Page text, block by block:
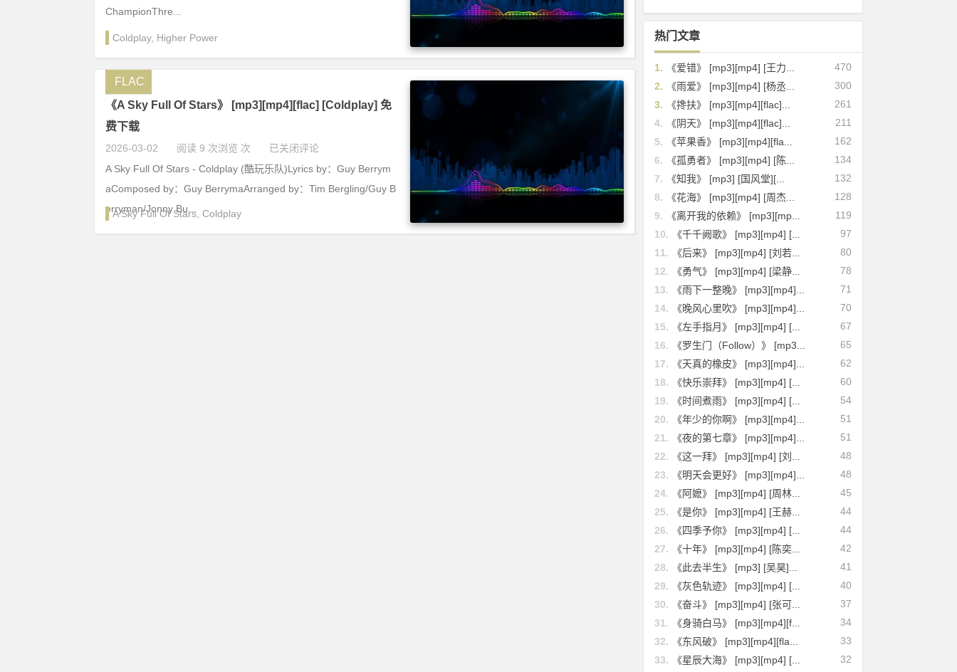
ChampionThre...
Coldplay, Higher Power
《A Sky Full Of Stars》 [mp3][mp4][flac] [Coldplay] 免
费下载
2026-03-02 阅读 9 次浏览 次 已关闭评论
FLAC
A Sky Full Of Stars - Coldplay (酷玩乐队)Lyrics by：Guy Berrym
aComposed by：Guy BerrymaArranged by：Tim Bergling/Guy B
erryman/Jonny Bu...
A Sky Full Of Stars Coldplay
热门文章
470
1.
《爱错》 [mp3][mp4] [王力...
300
2.
《雨爱》 [mp3][mp4] [杨丞...
261
3.
《搀扶》 [mp3][mp4][flac]...
211
4.
《阴天》 [mp3][mp4][flac]...
162
5.
《苹果香》 [mp3][mp4][fla...
134
6.
《孤勇者》 [mp3][mp4] [陈...
132
7.
《知我》 [mp3] [国风堂][...
128
8.
《花海》 [mp3][mp4] [周杰...
119
9.
《离开我的依赖》 [mp3][mp...
97
10.
《千千阙歌》 [mp3][mp4] [...
80
11.
《后来》 [mp3][mp4] [刘若...
78
12.
《勇气》 [mp3][mp4] [梁静...
71
13.
《雨下一整晚》 [mp3][mp4]...
70
14.
《晚风心里吹》 [mp3][mp4]...
67
15.
《左手指月》 [mp3][mp4] [...
65
16.
《罗生门（Follow）》 [mp3...
62
17.
《天真的橡皮》 [mp3][mp4]...
60
18.
《快乐崇拜》 [mp3][mp4] [...
54
19.
《时间煮雨》 [mp3][mp4] [...
51
20.
《年少的你啊》 [mp3][mp4]...
51
21.
《夜的第七章》 [mp3][mp4]...
48
22.
《这一拜》 [mp3][mp4] [刘...
48
23.
《明天会更好》 [mp3][mp4]...
45
24.
《阿嬷》 [mp3][mp4] [周林...
44
25.
《是你》 [mp3][mp4] [王赫...
44
26.
《四季予你》 [mp3][mp4] [...
42
27.
《十年》 [mp3][mp4] [陈奕...
41
28.
《此去半生》 [mp3] [吴昊]...
40
29.
《灰色轨迹》 [mp3][mp4] [...
37
30.
《奋斗》 [mp3][mp4] [张可...
34
31.
《身骑白马》 [mp3][mp4][f...
33
32.
《东风破》 [mp3][mp4][fla...
32
33. 《星辰大海》 [mp3][mp4] [...